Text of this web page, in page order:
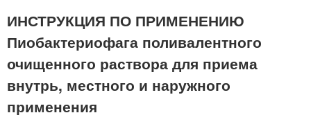
ИНСТРУКЦИЯ ПО ПРИМЕНЕНИЮ
Пиобактериофага поливалентного
очищенного раствора для приема
внутрь, местного и наружного
применения